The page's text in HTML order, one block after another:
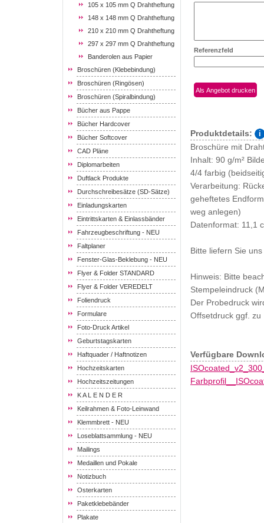
105 x 105 mm Q Drahtheftung
148 x 148 mm Q Drahtheftung
210 x 210 mm Q Drahtheftung
297 x 297 mm Q Drahtheftung
Banderolen aus Papier
Broschüren (Klebebindung)
Broschüren (Ringösen)
Broschüren (Spiralbindung)
Bücher aus Pappe
Bücher Hardcover
Bücher Softcover
CAD Pläne
Diplomarbeiten
Duftlack Produkte
Durchschreibesätze (SD-Sätze)
Einladungskarten
Eintrittskarten & Einlassbänder
Fahrzeugbeschriftung - NEU
Faltplaner
Fenster-Glas-Beklebung - NEU
Flyer & Folder STANDARD
Flyer & Folder VEREDELT
Foliendruck
Formulare
Foto-Druck Artikel
Geburtstagskarten
Haftquader / Haftnotizen
Hochzeitskarten
Hochzeitszeitungen
K A L E N D E R
Keilrahmen & Foto-Leinwand
Klemmbrett - NEU
Loseblattsammlung - NEU
Mailings
Medaillen und Pokale
Notizbuch
Osterkarten
Paketklebebänder
Plakate
Referenzfeld
Produktdetails:
Broschüre mit
Inhalt: 90 g/m²
4/4 farbig
Verarbeitung:
geheftetes
weg anlegen)
Datenformat: 11,1
Bitte liefern Sie
Hinweis: Bitte
Stempeleindruck
Der Probedruck
Offsetdruck ggf.
Verfügbare